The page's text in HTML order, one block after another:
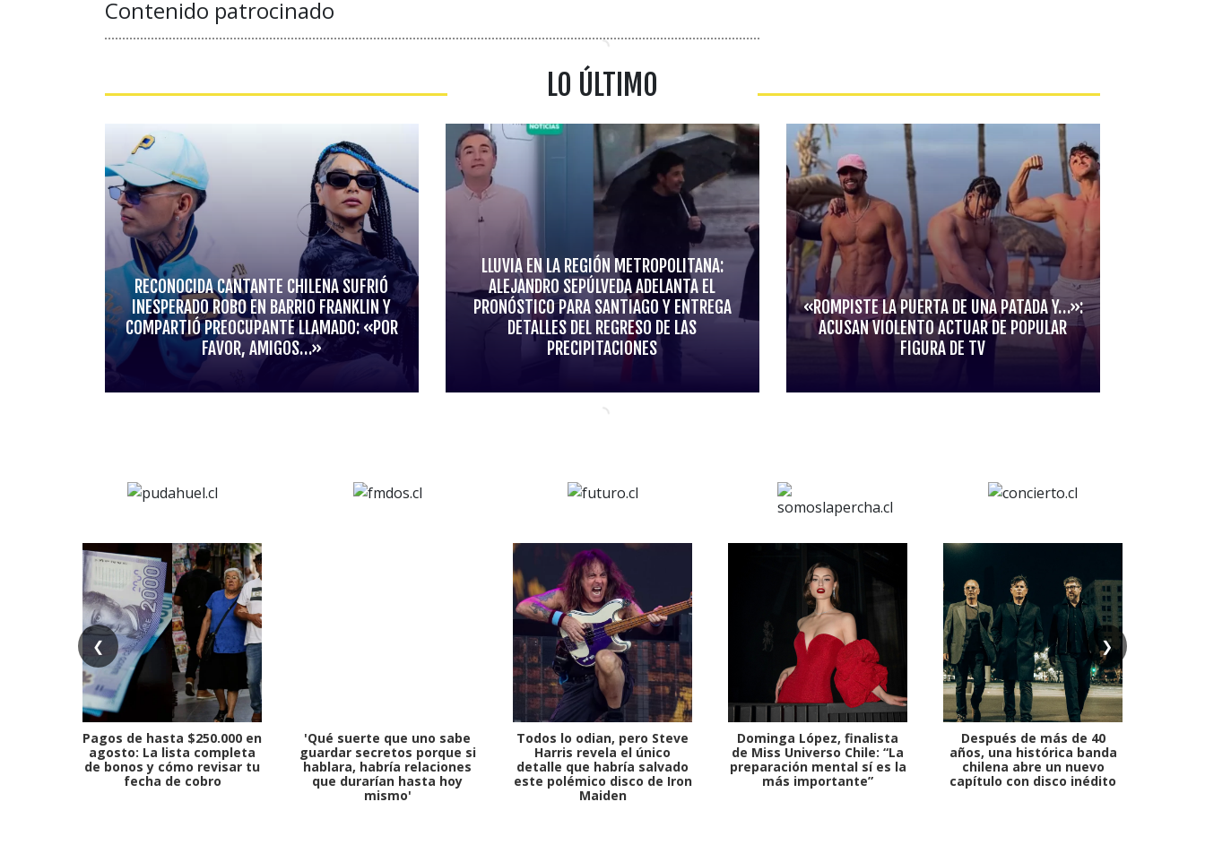
Contenido patrocinado
LO ÚLTIMO
RECONOCIDA CANTANTE CHILENA SUFRIÓ
INESPERADO ROBO EN BARRIO FRANKLIN Y
COMPARTIÓ PREOCUPANTE LLAMADO: «POR
FAVOR, AMIGOS…»
LLUVIA EN LA REGIÓN METROPOLITANA:
ALEJANDRO SEPÚLVEDA ADELANTA EL
PRONÓSTICO PARA SANTIAGO Y ENTREGA
DETALLES DEL REGRESO DE LAS
PRECIPITACIONES
«ROMPISTE LA PUERTA DE UNA PATADA Y…»:
ACUSAN VIOLENTO ACTUAR DE POPULAR
FIGURA DE TV
❮ ❯
Pagos de hasta $250.000 en
agosto: La lista completa
de bonos y cómo revisar tu
fecha de cobro
'Qué suerte que uno sabe
guardar secretos porque si
hablara, habría relaciones
que durarían hasta hoy
mismo'
Todos lo odian, pero Steve
Harris revela el único
detalle que habría salvado
este polémico disco de Iron
Maiden
Dominga López, finalista
de Miss Universo Chile: “La
preparación mental sí es la
más importante”
Después de más de 40
años, una histórica banda
chilena abre un nuevo
capítulo con disco inédito